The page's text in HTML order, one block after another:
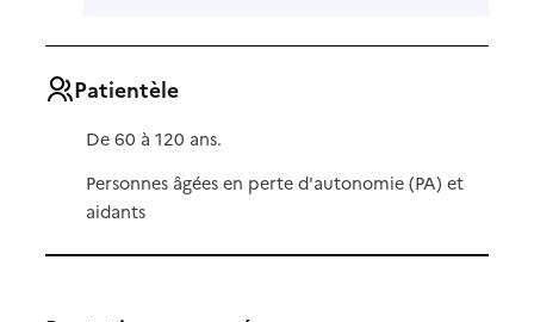
Patientèle
De 60 à 120 ans.
Personnes âgées en perte d'autonomie (PA) et
aidants